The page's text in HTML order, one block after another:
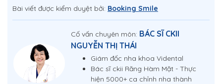
Bài viết được kiểm duyệt bởi: Booking Smile
Cố vấn chuyên môn: BÁC SĨ CKII
NGUYỄN THỊ THÁI
Giám đốc nha khoa Vidental
Bác sĩ ckii Răng Hàm Mặt - Thực
hiện 5000+ ca chỉnh nha thành